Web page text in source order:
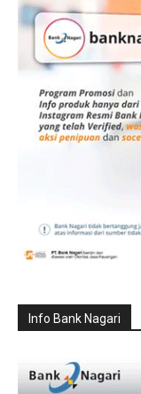
Info Bank Nagari